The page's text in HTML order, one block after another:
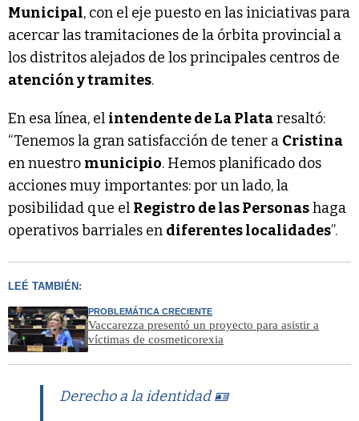
Municipal, con el eje puesto en las iniciativas para
acercar las tramitaciones de la órbita provincial a
los distritos alejados de los principales centros de
atención y tramites.
En esa línea, el intendente de La Plataresaltó:
“Tenemos la gran satisfacción de tener a Cristina
en nuestro municipio. Hemos planificado dos
acciones muy importantes: por un lado, la
posibilidad que el Registro de las Personashaga
operativos barriales en diferentes localidades”.
LEÉ TAMBIÉN:
PROBLEMÁTICA CRECIENTE
Vaccarezza presentó un proyecto para asistir a
víctimas de cosmeticorexia
Derecho a la identidad 🪪